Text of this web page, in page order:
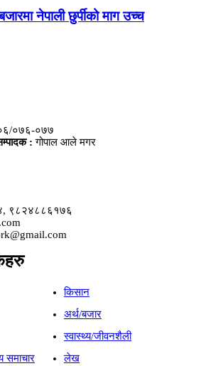
नेपाली छुर्पीको माग उच्च
०७६-०७७
: गोपाल आले मगर
९८२४८८६१७६
किसान
अर्थ/बजार
स्वास्थ्य/जीवनशैली
समाचार
लेख